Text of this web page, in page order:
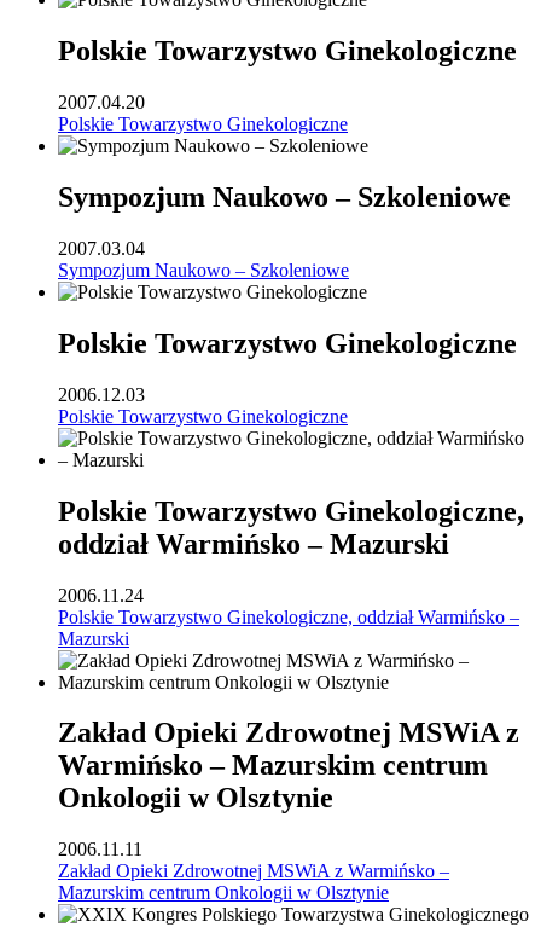
Polskie Towarzystwo Ginekologiczne
2007.04.20
Polskie Towarzystwo Ginekologiczne
Sympozjum Naukowo – Szkoleniowe
2007.03.04
Sympozjum Naukowo – Szkoleniowe
Polskie Towarzystwo Ginekologiczne
2006.12.03
Polskie Towarzystwo Ginekologiczne
Polskie Towarzystwo Ginekologiczne,
oddział Warmińsko – Mazurski
2006.11.24
Polskie Towarzystwo Ginekologiczne, oddział Warmińsko –
Mazurski
Zakład Opieki Zdrowotnej MSWiA z
Warmińsko – Mazurskim centrum
Onkologii w Olsztynie
2006.11.11
Zakład Opieki Zdrowotnej MSWiA z Warmińsko –
Mazurskim centrum Onkologii w Olsztynie